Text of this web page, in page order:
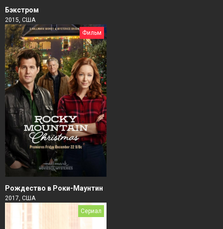
Бэкстром
2015, США
Фильм
Рождество в Роки-Маунтин
2017, США
Сериал